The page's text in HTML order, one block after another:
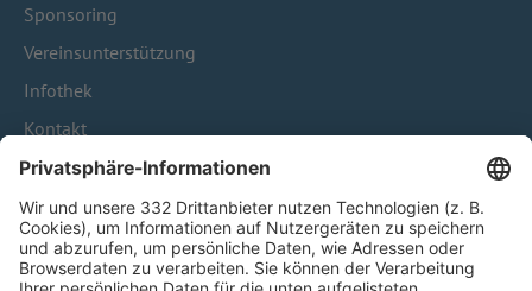
Sponsoring
Vereinsunterstützung
Infothek
Kontakt
HÄUFIG BESUCHTE SEITEN
Pässe und Vereinswechsel
Trainerausbildung